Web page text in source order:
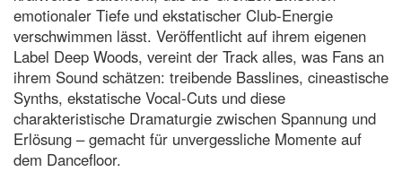
emotionaler Tiefe und ekstatischer Club-Energie
verschwimmen lässt. Veröffentlicht auf ihrem eigenen
Label Deep Woods, vereint der Track alles, was Fans an
ihrem Sound schätzen: treibende Basslines, cineastische
Synths, ekstatische Vocal-Cuts und diese
charakteristische Dramaturgie zwischen Spannung und
Erlösung – gemacht für unvergessliche Momente auf
dem Dancefloor.